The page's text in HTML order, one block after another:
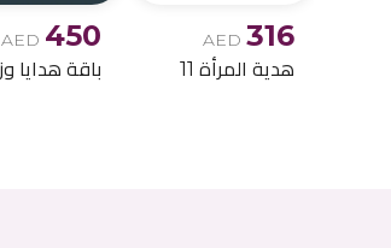
AED 316
هدية المرأة 11
AED 450